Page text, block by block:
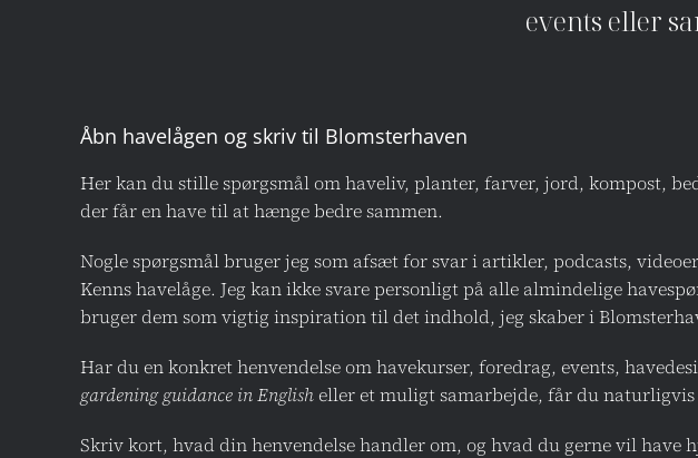
events eller
Åbn havelågen og skriv til Blomsterhaven
Her kan du stille spørgsmål om haveliv, planter, farver, jord, kompost,
der får en have til at hænge bedre sammen.
Nogle spørgsmål bruger jeg som afsæt for svar i artikler, podcasts,
Kenns havelåge. Jeg kan ikke svare personligt på alle almindelige
bruger dem som vigtig inspiration til det indhold, jeg skaber i
Har du en konkret henvendelse om havekurser, foredrag, events,
gardening guidance in English eller et muligt samarbejde, får du naturligvis
Skriv kort, hvad din henvendelse handler om, og hvad du gerne vil